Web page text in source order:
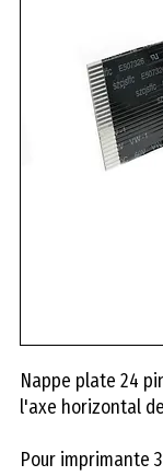
Nappe plate 24
l'axe horizontal
Pour imprimante